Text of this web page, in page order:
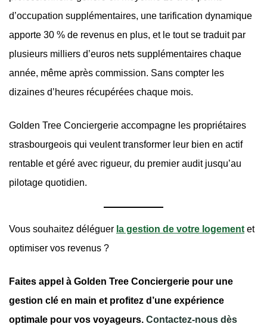
d’occupation supplémentaires, une tarification dynamique
apporte 30 % de revenus en plus, et le tout se traduit par
plusieurs milliers d’euros nets supplémentaires chaque
année, même après commission. Sans compter les
dizaines d’heures récupérées chaque mois.
Golden Tree Conciergerie accompagne les propriétaires
strasbourgeois qui veulent transformer leur bien en actif
rentable et géré avec rigueur, du premier audit jusqu’au
pilotage quotidien.
Vous souhaitez déléguer la gestion de votre logement et
optimiser vos revenus ?
Faites appel à Golden Tree Conciergerie pour une
gestion clé en main et profitez d’une expérience
optimale pour vos voyageurs. Contactez-nous dès